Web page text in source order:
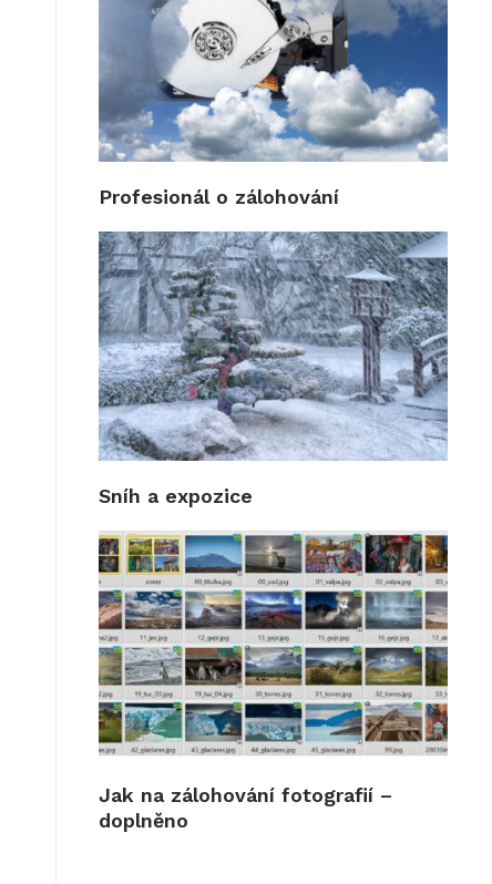
Profesionál o zálohování
Sníh a expozice
Jak na zálohování fotografií –
doplněno